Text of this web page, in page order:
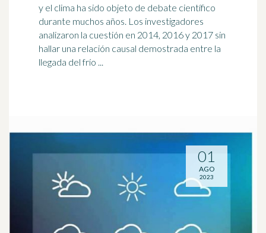
y el clima ha sido objeto de debate científico
durante muchos años. Los investigadores
analizaron la cuestión en 2014, 2016 y 2017 sin
hallar una relación causal demostrada entre la
llegada del frío ...
01
AGO
2023